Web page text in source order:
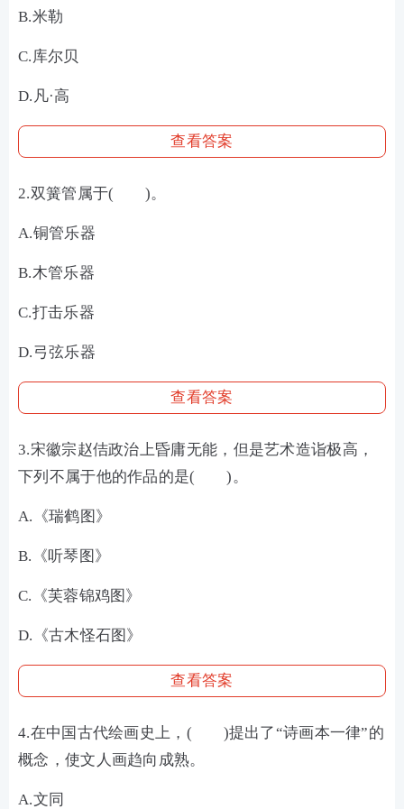
B.米勒
C.库尔贝
D.凡·高
查看答案
2.双簧管属于( )。
A.铜管乐器
B.木管乐器
C.打击乐器
D.弓弦乐器
查看答案
3.宋徽宗赵佶政治上昏庸无能，但是艺术造诣极高，
下列不属于他的作品的是( )。
A.《瑞鹤图》
B.《听琴图》
C.《芙蓉锦鸡图》
D.《古木怪石图》
查看答案
4.在中国古代绘画史上，( )提出了“诗画本一律”的
概念，使文人画趋向成熟。
A.文同